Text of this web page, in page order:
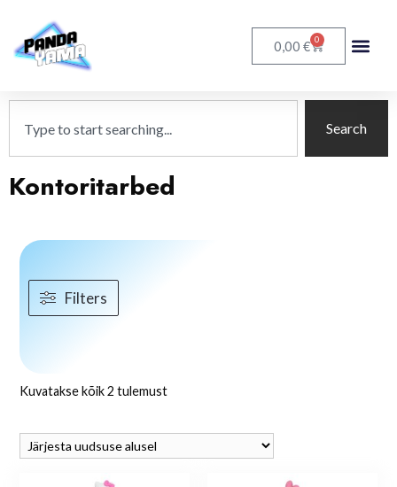
0,00 € 0
Search
Kontoritarbed
Filters
Kuvatakse kõik 2 tulemust